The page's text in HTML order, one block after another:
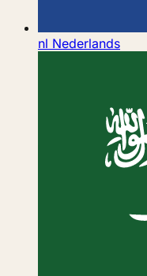
nl Nederlands